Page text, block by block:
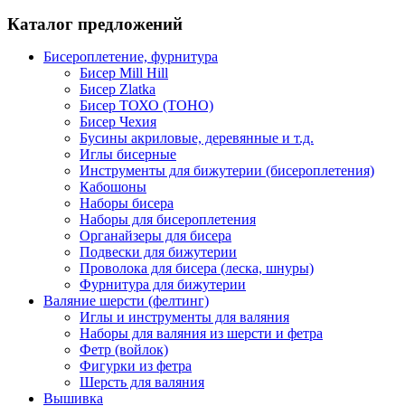
Каталог предложений
Бисероплетение, фурнитура
Бисер Mill Hill
Бисер Zlatka
Бисер ТОХО (TOHO)
Бисер Чехия
Бусины акриловые, деревянные и т.д.
Иглы бисерные
Инструменты для бижутерии (бисероплетения)
Кабошоны
Наборы бисера
Наборы для бисероплетения
Органайзеры для бисера
Подвески для бижутерии
Проволока для бисера (леска, шнуры)
Фурнитура для бижутерии
Валяние шерсти (фелтинг)
Иглы и инструменты для валяния
Наборы для валяния из шерсти и фетра
Фетр (войлок)
Фигурки из фетра
Шерсть для валяния
Вышивка